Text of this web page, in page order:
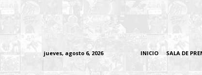
jueves, agosto 6, 2026 INICIO SALA DE